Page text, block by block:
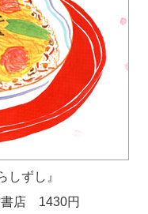
しずし』
店 1430円